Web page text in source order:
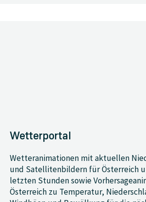
Wetterportal
Wetteranimationen mit aktuellen
und Satellitenbildern für Österreich
letzten Stunden sowie
Österreich zu Temperatur,